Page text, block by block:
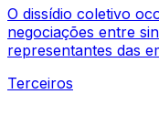
O dissídio coletivo
negociações entre
representantes das
Terceiros